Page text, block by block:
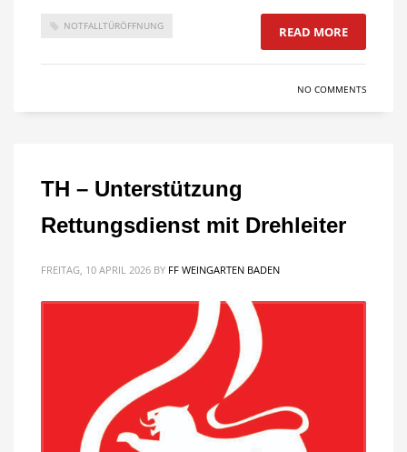
NOTFALLTÜRÖFFNUNG READ MORE
NO COMMENTS
TH – Unterstützung
Rettungsdienst mit Drehleiter
FREITAG, 10 APRIL 2026 BY FF WEINGARTEN BADEN